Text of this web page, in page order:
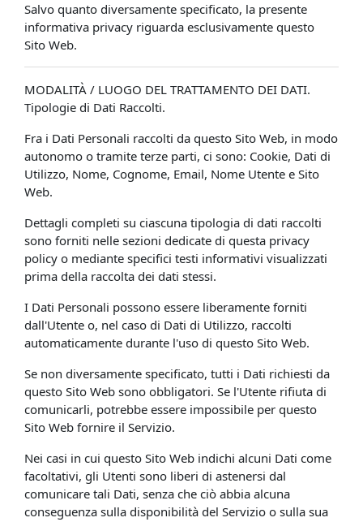
Salvo quanto diversamente specificato, la presente
informativa privacy riguarda esclusivamente questo
Sito Web.
MODALITÀ / LUOGO DEL TRATTAMENTO DEI DATI.
Tipologie di Dati Raccolti.
Fra i Dati Personali raccolti da questo Sito Web, in modo
autonomo o tramite terze parti, ci sono: Cookie, Dati di
Utilizzo, Nome, Cognome, Email, Nome Utente e Sito
Web.
Dettagli completi su ciascuna tipologia di dati raccolti
sono forniti nelle sezioni dedicate di questa privacy
policy o mediante specifici testi informativi visualizzati
prima della raccolta dei dati stessi.
I Dati Personali possono essere liberamente forniti
dall'Utente o, nel caso di Dati di Utilizzo, raccolti
automaticamente durante l'uso di questo Sito Web.
Se non diversamente specificato, tutti i Dati richiesti da
questo Sito Web sono obbligatori. Se l'Utente rifiuta di
comunicarli, potrebbe essere impossibile per questo
Sito Web fornire il Servizio.
Nei casi in cui questo Sito Web indichi alcuni Dati come
facoltativi, gli Utenti sono liberi di astenersi dal
comunicare tali Dati, senza che ciò abbia alcuna
conseguenza sulla disponibilità del Servizio o sulla sua